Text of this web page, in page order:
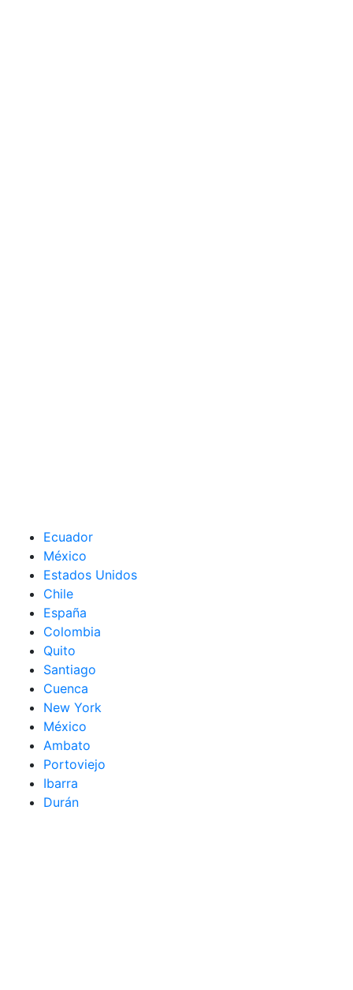
Ecuador
México
Estados Unidos
Chile
España
Colombia
Quito
Santiago
Cuenca
New York
México
Ambato
Portoviejo
Ibarra
Durán